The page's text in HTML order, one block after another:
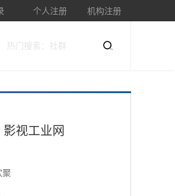
个人注册 机构注册
影视工业网
聚